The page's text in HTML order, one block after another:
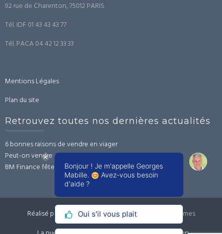
92 rue de Charenton, 75012 PARIS
Tél. IDF 01 43 43 43 77
Tél. PACA 04 42 12 33 33
Mentions Légales
Plan du site
Retrouvez toutes nos dernières actualités
6 bonnes raisons de vendre en viager
Peut-on vendre en viager sans l’accord des héritiers ?
BM Finance fête ses 20 ans !
Réalisé par WordPress|Thème :Trusted
par UXL Themes
Bonjour ! Je m'appelle Georges
Mabille.
Avez-vous besoin
d'aide ?
Oui s'il vous plait